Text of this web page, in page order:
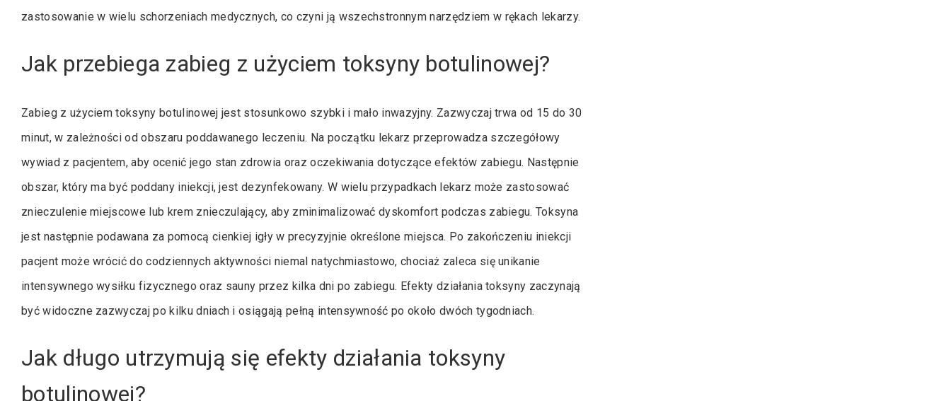
zastosowanie w wielu schorzeniach medycznych, co czyni ją wszechstronnym narzędziem w rękach lekarzy.
Jak przebiega zabieg z użyciem toksyny botulinowej?
Zabieg z użyciem toksyny botulinowej jest stosunkowo szybki i mało inwazyjny. Zazwyczaj trwa od 15 do 30
minut, w zależności od obszaru poddawanego leczeniu. Na początku lekarz przeprowadza szczegółowy
wywiad z pacjentem, aby ocenić jego stan zdrowia oraz oczekiwania dotyczące efektów zabiegu. Następnie
obszar, który ma być poddany iniekcji, jest dezynfekowany. W wielu przypadkach lekarz może zastosować
znieczulenie miejscowe lub krem znieczulający, aby zminimalizować dyskomfort podczas zabiegu. Toksyna
jest następnie podawana za pomocą cienkiej igły w precyzyjnie określone miejsca. Po zakończeniu iniekcji
pacjent może wrócić do codziennych aktywności niemal natychmiastowo, chociaż zaleca się unikanie
intensywnego wysiłku fizycznego oraz sauny przez kilka dni po zabiegu. Efekty działania toksyny zaczynają
być widoczne zazwyczaj po kilku dniach i osiągają pełną intensywność po około dwóch tygodniach.
Jak długo utrzymują się efekty działania toksyny
botulinowej?